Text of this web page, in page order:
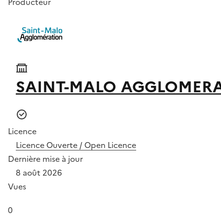
SAINT-MALO
Licence
Licence Ouverte / Open Licence
Dernière mise à jour
8 août 2026
Vues
0